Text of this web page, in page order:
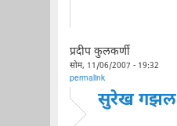
प्रदीप कुलकर्णी
सोम, 11/06/2007 - 19:32
permalink
सुरेख गझल